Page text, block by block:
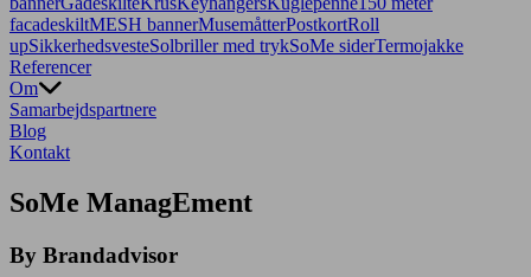
facadeskiltMESH bannerMusemåtterPostkortRoll
upSikkerhedsvesteSolbriller med trykSoMe siderTermojakke
Referencer
Om
Samarbejdspartnere
Blog
Kontakt
SoMe ManagEment
By Brandadvisor